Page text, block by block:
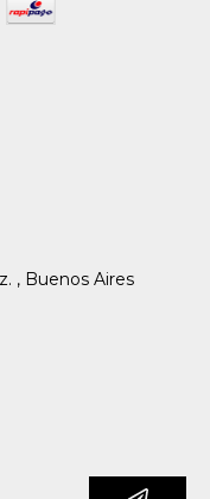
, Buenos Aires